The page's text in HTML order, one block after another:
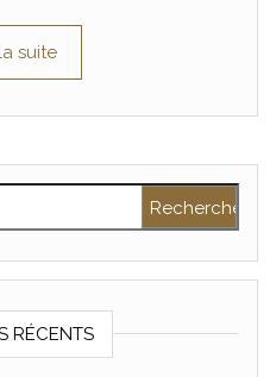
suite
RÉCENTS